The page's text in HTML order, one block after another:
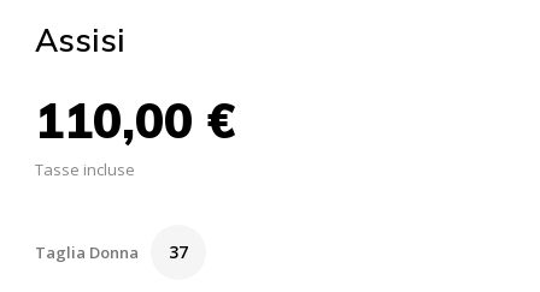
Assisi
110,00 €
Tasse incluse
Taglia Donna 37